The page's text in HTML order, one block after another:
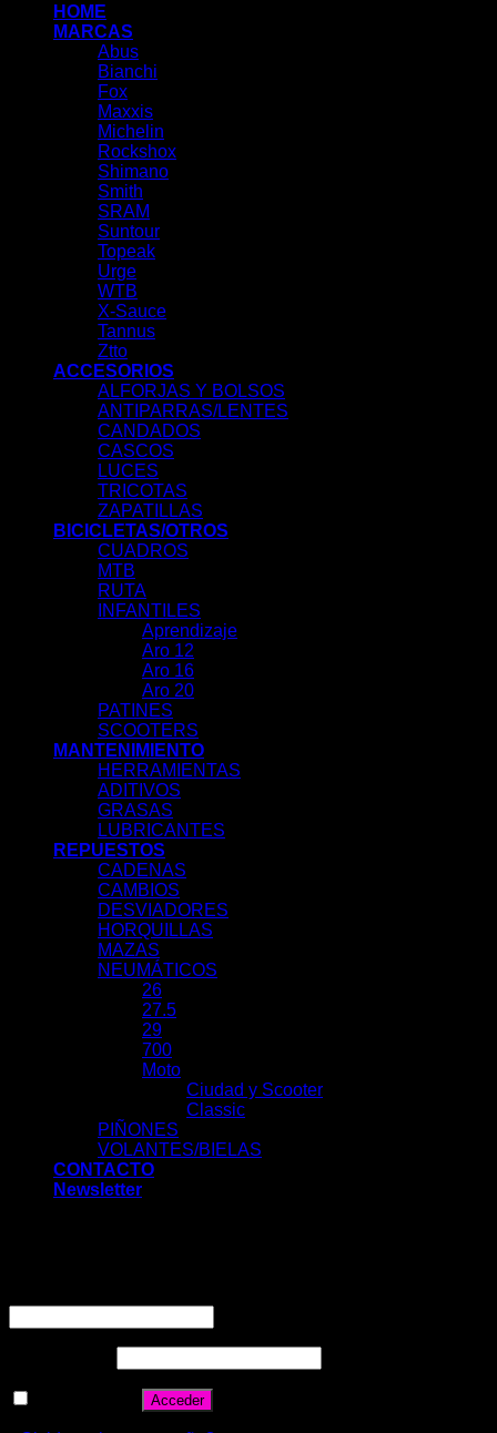
HOME
MARCAS
Abus
Bianchi
Fox
Maxxis
Michelin
Rockshox
Shimano
Smith
SRAM
Suntour
Topeak
Urge
WTB
X-Sauce
Tannus
Ztto
ACCESORIOS
ALFORJAS Y BOLSOS
ANTIPARRAS/LENTES
CANDADOS
CASCOS
LUCES
TRICOTAS
ZAPATILLAS
BICICLETAS/OTROS
CUADROS
MTB
RUTA
INFANTILES
Aprendizaje
Aro 12
Aro 16
Aro 20
PATINES
SCOOTERS
MANTENIMIENTO
HERRAMIENTAS
ADITIVOS
GRASAS
LUBRICANTES
REPUESTOS
CADENAS
CAMBIOS
DESVIADORES
HORQUILLAS
MAZAS
NEUMÁTICOS
26
27.5
29
700
Moto
Ciudad y Scooter
Classic
PIÑONES
VOLANTES/BIELAS
CONTACTO
Newsletter
Acceder